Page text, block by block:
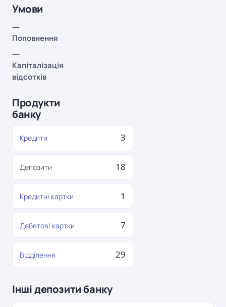
Умови
—
Поповнення
—
Капіталізація
відсотків
Продукти
банку
Кредити 3
Депозити 18
Кредитні картки 1
Дебетові картки 7
Відділення 29
Інші депозити банку